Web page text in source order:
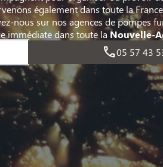
également dans toute la
nous sur nos agences de pompes
immédiate dans toute laNouvelle-
05 57 43